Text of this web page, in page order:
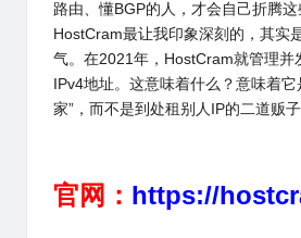
路由、懂BGP的人，才会自己折腾
HostCram最让我印象深刻的，其实
气。在2021年，HostCram就管理并
IPv4地址。这意味着什么？意味着
家”，而不是到处租别人IP的二道贩子
官网： https://